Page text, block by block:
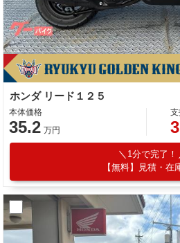
ホンダ リード１２５
本体価格
35.2 万円
支
1分で完了！
【無料】見積・在